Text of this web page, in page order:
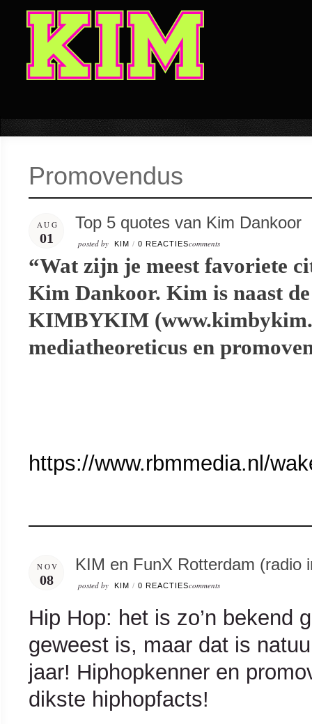
Promovendus
AUG
01
Top 5 quotes van Kim Dankoor
posted by KIM / 0 REACTIEScomments
“Wat zijn je meest favoriete
Kim Dankoor. Kim is naast
KIMBYKIM
mediatheoreticus en
https://www.rbmmedia.nl/
NOV
08
KIM en FunX Rotterdam (radio
posted by KIM / 0 REACTIEScomments
Hip Hop: het is zo’n bekend
geweest is, maar dat is
jaar! Hiphopkenner en
dikste hiphopfacts!